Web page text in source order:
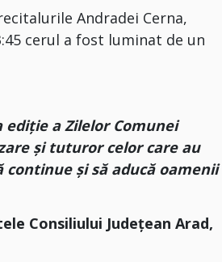
Andradei Cerna,
cerul a fost luminat de un
ediție a Zilelor Comunei
și tuturor celor care au
și să aducă oamenii
Consiliului Județean Arad,